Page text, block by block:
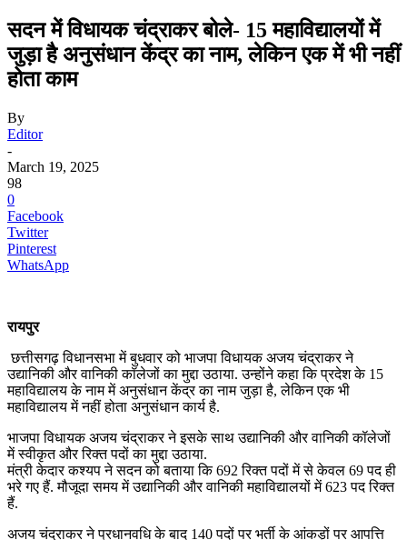
सदन में विधायक चंद्राकर बोले- 15 महाविद्यालयों में
जुड़ा है अनुसंधान केंद्र का नाम, लेकिन एक में भी नहीं
होता काम
By
Editor
-
March 19, 2025
98
0
Facebook
Twitter
Pinterest
WhatsApp
रायपुर
छत्तीसगढ़ विधानसभा में बुधवार को भाजपा विधायक अजय चंद्राकर ने
उद्यानिकी और वानिकी कॉलेजों का मुद्दा उठाया. उन्होंने कहा कि प्रदेश के 15
महाविद्यालय के नाम में अनुसंधान केंद्र का नाम जुड़ा है, लेकिन एक भी
महाविद्यालय में नहीं होता अनुसंधान कार्य है.
भाजपा विधायक अजय चंद्राकर ने इसके साथ उद्यानिकी और वानिकी कॉलेजों
में स्वीकृत और रिक्त पदों का मुद्दा उठाया.
मंत्री केदार कश्यप ने सदन को बताया कि 692 रिक्त पदों में से केवल 69 पद ही
भरे गए हैं. मौजूदा समय में उद्यानिकी और वानिकी महाविद्यालयों में 623 पद रिक्त
हैं.
अजय चंद्राकर ने प्रधानवधि के बाद 140 पदों पर भर्ती के आंकड़ों पर आपत्ति